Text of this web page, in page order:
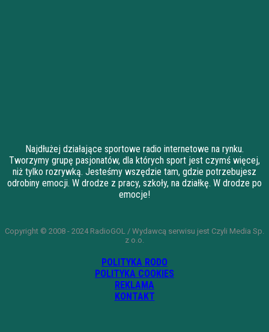
Najdłużej działające sportowe radio internetowe na rynku.
Tworzymy grupę pasjonatów, dla których sport jest czymś więcej,
niż tylko rozrywką. Jesteśmy wszędzie tam, gdzie potrzebujesz
odrobiny emocji. W drodze z pracy, szkoły, na działkę. W drodze po
emocje!
Copyright © 2008 - 2024 RadioGOL / Wydawcą serwisu jest Czyli Media Sp.
z o.o.
POLITYKA RODO
POLITYKA COOKIES
REKLAMA
KONTAKT